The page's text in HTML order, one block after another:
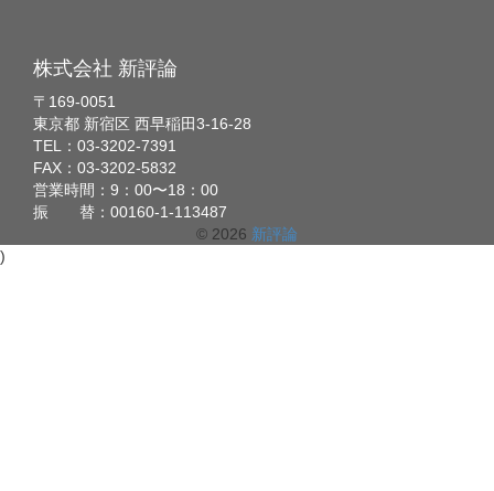
株式会社 新評論
〒169-0051
東京都 新宿区 西早稲田3-16-28
TEL：03-3202-7391
FAX：03-3202-5832
営業時間：9：00〜18：00
振 替：00160-1-113487
© 2026 新評論
)